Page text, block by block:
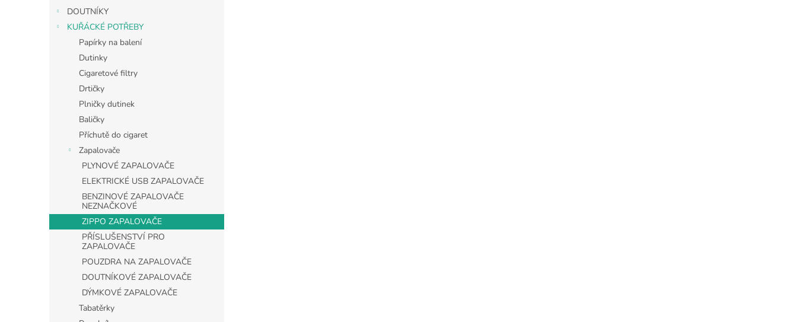
DOUTNÍKY
KUŘÁCKÉ POTŘEBY
Papírky na balení
Dutinky
Cigaretové filtry
Drtičky
Plničky dutinek
Baličky
Příchutě do cigaret
Zapalovače
PLYNOVÉ ZAPALOVAČE
ELEKTRICKÉ USB ZAPALOVAČE
BENZINOVÉ ZAPALOVAČE
NEZNAČKOVÉ
ZIPPO ZAPALOVAČE
PŘÍSLUŠENSTVÍ PRO
ZAPALOVAČE
POUZDRA NA ZAPALOVAČE
DOUTNÍKOVÉ ZAPALOVAČE
DÝMKOVÉ ZAPALOVAČE
Tabatěrky